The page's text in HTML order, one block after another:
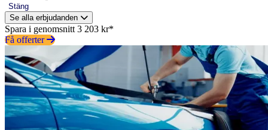
Stäng
Se alla erbjudanden
Spara i genomsnitt 3 203 kr*
Få offerter